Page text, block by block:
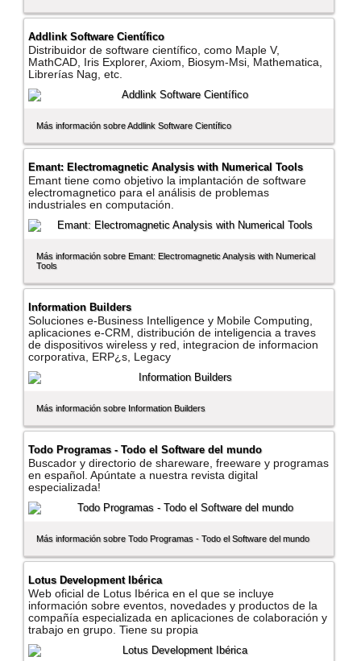
Addlink Software Cientí­fico
Distribuidor de software cientí­fico, como Maple V,
MathCAD, Iris Explorer, Axiom, Biosym-Msi, Mathematica,
Librerí­as Nag, etc.
Más información sobre Addlink Software Cientí­fico
Emant: Electromagnetic Analysis with Numerical Tools
Emant tiene como objetivo la implantación de software
electromagnetico para el análisis de problemas
industriales en computación.
Más información sobre Emant: Electromagnetic Analysis with Numerical
Tools
Information Builders
Soluciones e-Business Intelligence y Mobile Computing,
aplicaciones e-CRM, distribución de inteligencia a traves
de dispositivos wireless y red, integracion de informacion
corporativa, ERP¿s, Legacy
Más información sobre Information Builders
Todo Programas - Todo el Software del mundo
Buscador y directorio de shareware, freeware y programas
en español. Apúntate a nuestra revista digital
especializada!
Más información sobre Todo Programas - Todo el Software del mundo
Lotus Development Ibérica
Web oficial de Lotus Ibérica en el que se incluye
información sobre eventos, novedades y productos de la
compañí­a especializada en aplicaciones de colaboración y
trabajo en grupo. Tiene su propia